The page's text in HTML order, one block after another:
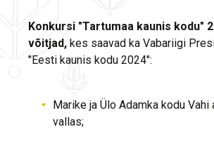
Konkursi "Tartumaa kaunis kodu"
võitjad, kes saavad ka Vabariigi
"Eesti kaunis kodu 2024":
Marike ja Ülo Adamka kodu Vahi
vallas;